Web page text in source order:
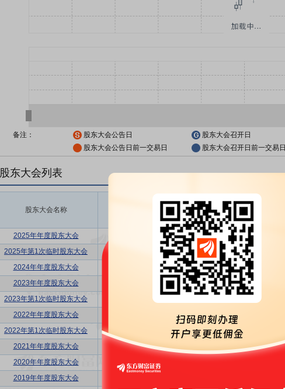
备注： 股东大会公告日 股东大会召开日
股东大会公告日前一交易日
股东大会召开日前一交易日
股东大会列表
股东大会名称 议题涉及内容
召开时间
开始日
2025年年度股东大会 利润分配方案 2026/06/26
2025年第1次临时股东大会
2025/12/30
2024年年度股东大会
利润分配方案,年度报告(摘要)... 2025/06/30
2023年年度股东大会
发行公司债券的议案,利润分配... 2024/05/28
2023年第1次临时股东大会
2022年年度股东大会
利润分配方案,年度报告(摘要)... 2023/05/25
2022年第1次临时股东大会
董事换届议案 2022/09/16
2021年年度股东大会
发行公司债券的议案,利润分配... 2022/06/29 -
2020年年度股东大会
利润分配方案,年度报告(摘要)...
2019年年度股东大会